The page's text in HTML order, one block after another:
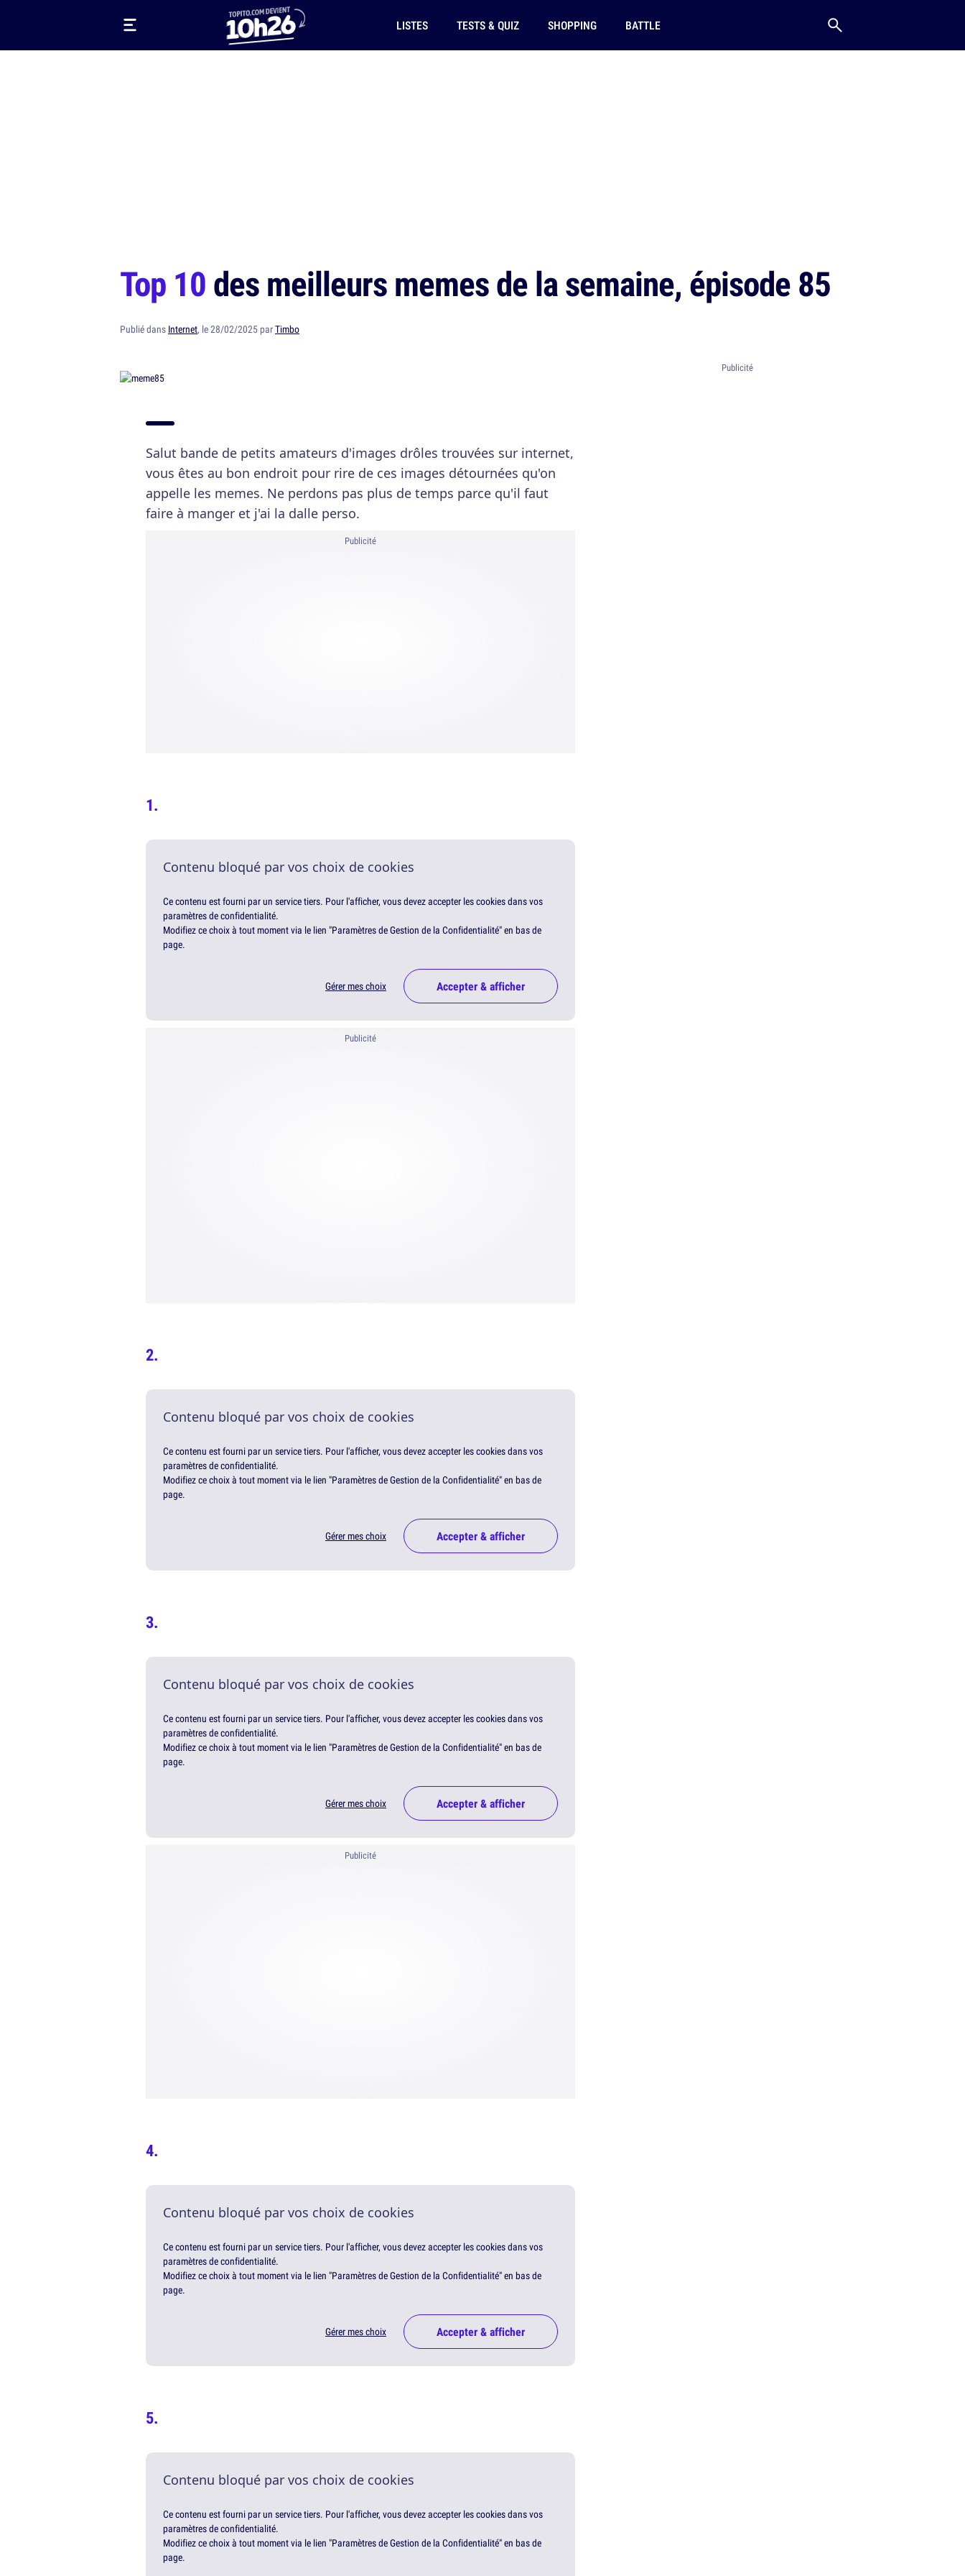
LISTES TESTS & QUIZ SHOPPING BATTLE
Top 10des meilleurs memes de la semaine, épisode 85
Publié dans Internet, le 28/02/2025 parTimbo
Salut bande de petits amateurs d'images drôles trouvées sur internet,
vous êtes au bon endroit pour rire de ces images détournées qu'on
appelle les memes. Ne perdons pas plus de temps parce qu'il faut
faire à manger et j'ai la dalle perso.
Publicité
Contenu bloqué par vos choix de cookies
Ce contenu est fourni par un service tiers. Pour l'afficher, vous devez accepter les cookies dans vos
paramètres de confidentialité.
Modifiez ce choix à tout moment via le lien "Paramètres de Gestion de la Confidentialité" en bas de
page.
Gérer mes choix Accepter & afficher
Publicité
Contenu bloqué par vos choix de cookies
Ce contenu est fourni par un service tiers. Pour l'afficher, vous devez accepter les cookies dans vos
paramètres de confidentialité.
Modifiez ce choix à tout moment via le lien "Paramètres de Gestion de la Confidentialité" en bas de
page.
Gérer mes choix Accepter & afficher
Contenu bloqué par vos choix de cookies
Ce contenu est fourni par un service tiers. Pour l'afficher, vous devez accepter les cookies dans vos
paramètres de confidentialité.
Modifiez ce choix à tout moment via le lien "Paramètres de Gestion de la Confidentialité" en bas de
page.
Gérer mes choix Accepter & afficher
Publicité
Contenu bloqué par vos choix de cookies
Ce contenu est fourni par un service tiers. Pour l'afficher, vous devez accepter les cookies dans vos
paramètres de confidentialité.
Modifiez ce choix à tout moment via le lien "Paramètres de Gestion de la Confidentialité" en bas de
page.
Gérer mes choix Accepter & afficher
Contenu bloqué par vos choix de cookies
Ce contenu est fourni par un service tiers. Pour l'afficher, vous devez accepter les cookies dans vos
paramètres de confidentialité.
Modifiez ce choix à tout moment via le lien "Paramètres de Gestion de la Confidentialité" en bas de
page.